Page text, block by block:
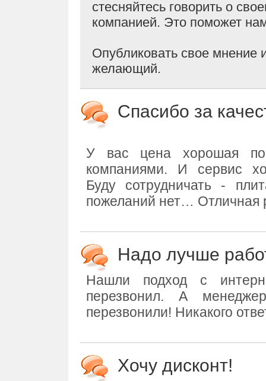
стесняйтесь говорить о
компанией. Это поможет
Опубликовать свое
желающий.
Спасибо за
У вас цена хорошая
компаниями. И сервис
Буду сотрудничать -
пожеланий нет… Отличная
Надо лучше
Нашли подход с
перезвонил. А
перезвонили! Никакого
Хочу дисконт!